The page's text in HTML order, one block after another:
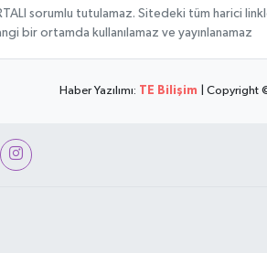
sorumlu tutulamaz. Sitedeki tüm harici
bir ortamda kullanılamaz ve yayınlanamaz
Haber Yazılımı: TE Bilişim | Copyright